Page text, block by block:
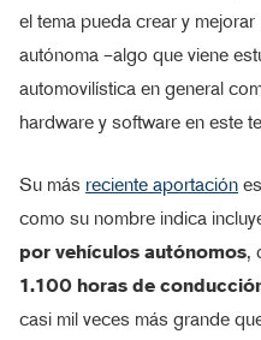
el tema pueda crear y
autónoma –algo que viene
automovilística en general
hardware y software en este
Su más reciente aportación
como su nombre indica
por vehículos autónomos,
1.100 horas de
casi mil veces más grande